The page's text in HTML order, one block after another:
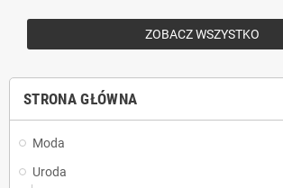
ZOBACZ WSZYSTKO
STRONA GŁÓWNA
Moda
Uroda